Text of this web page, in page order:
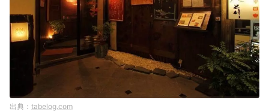
tabelog.com